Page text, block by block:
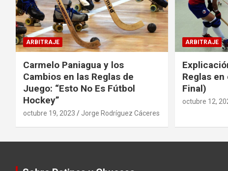
ARBITRAJE
Carmelo Paniagua y los
Cambios en las Reglas de
Juego: “Esto No Es Fútbol
Hockey”
octubre 19, 2023 Jorge Rodríguez Cáceres
ARBITRAJE
Reglas
Final)
octubre 12,